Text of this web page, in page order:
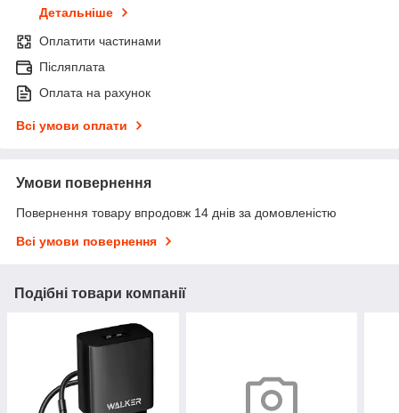
Детальніше
Оплатити частинами
Післяплата
Оплата на рахунок
Всі умови оплати
Умови повернення
Повернення товару впродовж 14 днів за домовленістю
Всі умови повернення
Подібні товари компанії